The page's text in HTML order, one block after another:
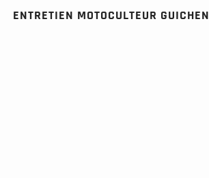
ENTRETIEN MOTOCULTEUR GUICHEN